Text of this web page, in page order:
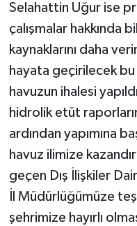
Selahattin Uğur ise
çalışmalar hakkında
kaynaklarını daha
hayata geçirilecek
havuzun ihalesi
hidrolik etüt
ardından yapımına
havuz ilimize
geçen Dış İlişkiler
İl Müdürlüğümüze
şehrimize hayırlı